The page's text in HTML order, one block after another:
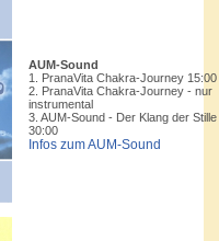
AUM-Sound
1. PranaVita Chakra-Journey 15:00
2. PranaVita Chakra-Journey - nur
instrumental
3. AUM-Sound - Der Klang der Stille
30:00
Infos zum AUM-Sound